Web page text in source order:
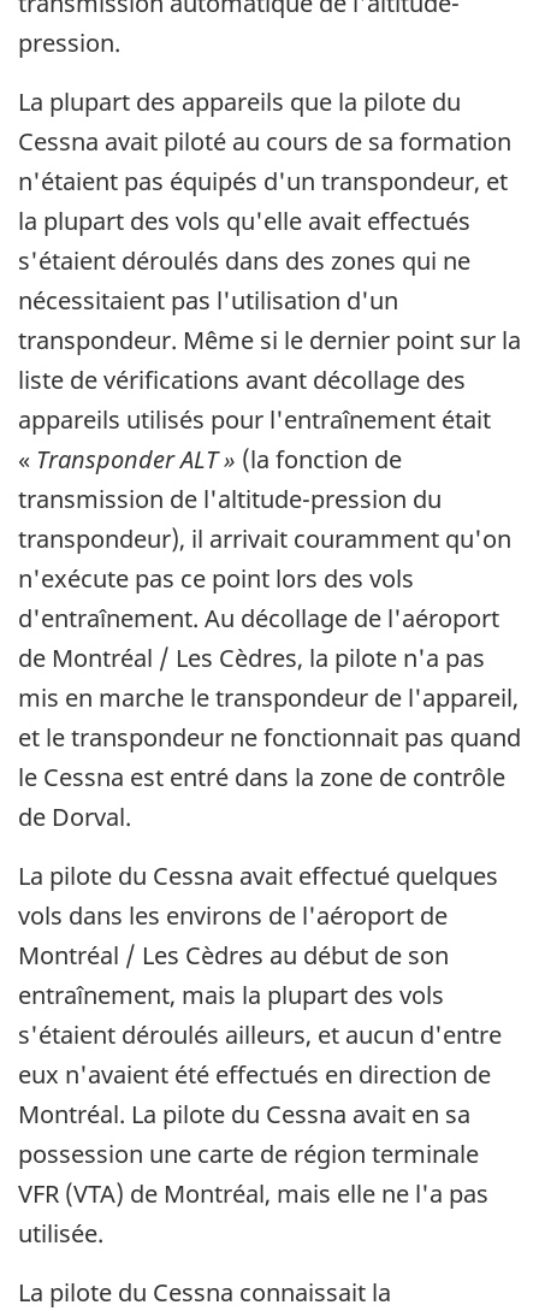
pression.
La plupart des appareils que la pilote du
Cessna avait piloté au cours de sa formation
n'étaient pas équipés d'un transpondeur, et
la plupart des vols qu'elle avait effectués
s'étaient déroulés dans des zones qui ne
nécessitaient pas l'utilisation d'un
transpondeur. Même si le dernier point sur la
liste de vérifications avant décollage des
appareils utilisés pour l'entraînement était
« Transponder ALT » (la fonction de
transmission de l'altitude-pression du
transpondeur), il arrivait couramment qu'on
n'exécute pas ce point lors des vols
d'entraînement. Au décollage de l'aéroport
de Montréal / Les Cèdres, la pilote n'a pas
mis en marche le transpondeur de l'appareil,
et le transpondeur ne fonctionnait pas quand
le Cessna est entré dans la zone de contrôle
de Dorval.
La pilote du Cessna avait effectué quelques
vols dans les environs de l'aéroport de
Montréal / Les Cèdres au début de son
entraînement, mais la plupart des vols
s'étaient déroulés ailleurs, et aucun d'entre
eux n'avaient été effectués en direction de
Montréal. La pilote du Cessna avait en sa
possession une carte de région terminale
VFR (VTA) de Montréal, mais elle ne l'a pas
utilisée.
La pilote du Cessna connaissait la